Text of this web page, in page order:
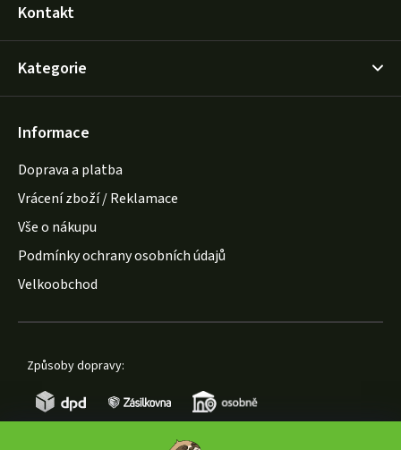
Kontakt
Kategorie
Informace
Doprava a platba
Vrácení zboží / Reklamace
Vše o nákupu
Podmínky ochrany osobních údajů
Velkoobchod
Způsoby dopravy: